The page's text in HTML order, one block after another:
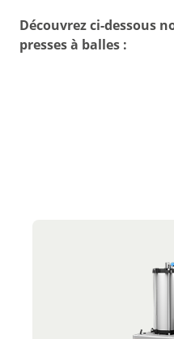
Découvrez ci-dessous
presses à balles :